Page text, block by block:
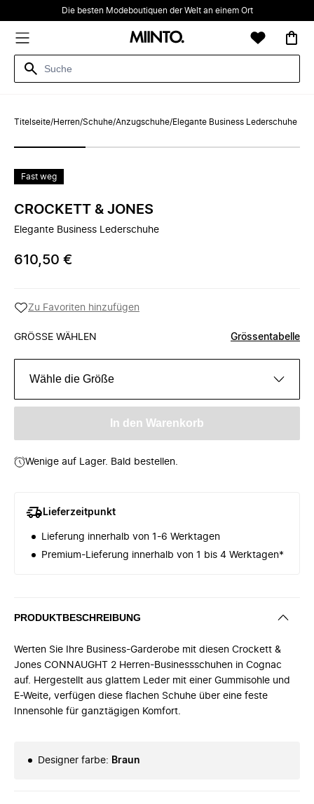
Die besten Modeboutiquen der Welt an einem Ort
Titelseite/Herren/Schuhe/Anzugschuhe/Elegante Business Lederschuhe
Fast weg
CROCKETT & JONES
Elegante Business Lederschuhe
610,50 €
Zu Favoriten hinzufügen
GRÖSSE WÄHLEN Grössentabelle
Wähle die Größe
In den Warenkorb
Wenige auf Lager. Bald bestellen.
Lieferzeitpunkt
Lieferung innerhalb von 1-6 Werktagen
Premium-Lieferung innerhalb von 1 bis 4 Werktagen*
PRODUKTBESCHREIBUNG
Werten Sie Ihre Business-Garderobe mit diesen Crockett &
Jones CONNAUGHT 2 Herren-Businessschuhen in Cognac
auf. Hergestellt aus glattem Leder mit einer Gummisohle und
E-Weite, verfügen diese flachen Schuhe über eine feste
Innensohle für ganztägigen Komfort.
Designer farbe: Braun